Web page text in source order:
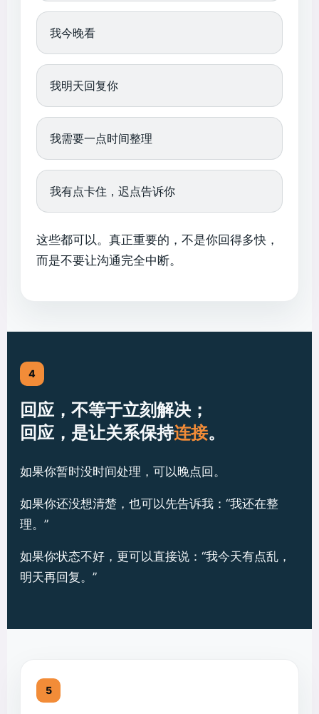
我今晚看
我明天回复你
我需要一点时间整理
我有点卡住，迟点告诉你
这些都可以。真正重要的，不是你回得多快，
而是不要让沟通完全中断。
4
回应，不等于立刻解决；
回应，是让关系保持连接。
如果你暂时没时间处理，可以晚点回。
如果你还没想清楚，也可以先告诉我：“我还在整
理。”
如果你状态不好，更可以直接说：“我今天有点乱，
明天再回复。”
5